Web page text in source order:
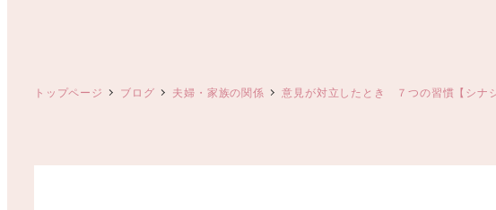
トップページ ブログ 夫婦・家族の関係 意見が対立したとき ７つの習慣【シナ